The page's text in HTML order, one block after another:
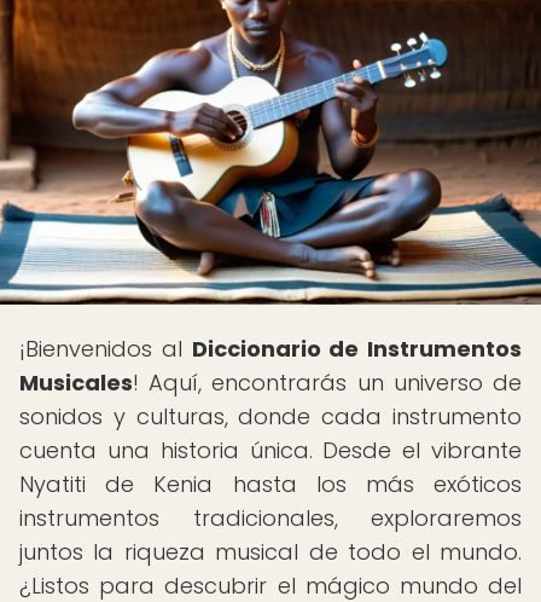
¡Bienvenidos al Diccionario de Instrumentos
Musicales! Aquí, encontrarás un universo de
sonidos y culturas, donde cada instrumento
cuenta una historia única. Desde el vibrante
Nyatiti de Kenia hasta los más exóticos
instrumentos tradicionales, exploraremos
juntos la riqueza musical de todo el mundo.
¿Listos para descubrir el mágico mundo del